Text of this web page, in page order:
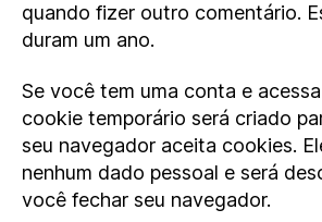
quando fizer outro comentário.
duram um ano.
Se você tem uma conta e
cookie temporário será criado
seu navegador aceita cookies.
nenhum dado pessoal e será
você fechar seu navegador.